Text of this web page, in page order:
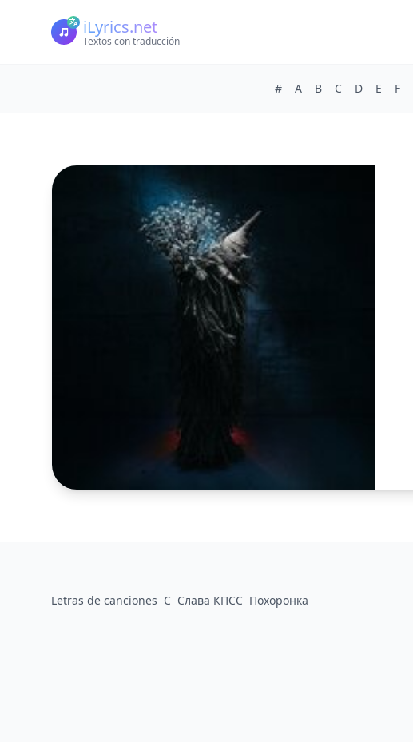
iLyrics.net
Textos con traducción
# A B C D E F
Letras de canciones С Слава КПСС Похоронка